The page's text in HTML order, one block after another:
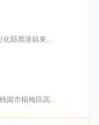
化縣鹿港鎮東石
桃園市楊梅區高